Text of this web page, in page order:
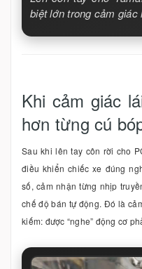
biệt lớn trong cảm giác
Khi cảm giác
hơn từng cú
Sau khi lên tay côn rời cho
điều khiển chiếc xe đúng
số, cảm nhận từng nhịp
chế độ bán tự động. Đó là
kiếm: được “nghe” động cơ